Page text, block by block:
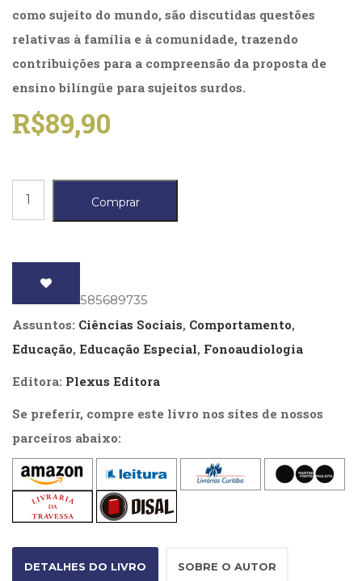
Fonoaudiologia
Gestalt-
terapia
(92)
Jornalismo
(57)
LGBTQIA+
Literatura,
(69)
referência
(47)
(Programação
(41)
Psicodrama
Psicologia,
Psicoterapia
(797)
Publicidade,
e
como sujeito do mundo, são discutidas questões
relativas à família e à comunidade, trazendo
contribuições para a compreensão da proposta de
ensino bilíngüe para sujeitos surdos.
R$89,90
Cidadania,
linguagem
quantidade
Comprar
: 9788585689735
Assuntos: Ciências Sociais, Comportamento,
Educação, Educação Especial, Fonoaudiologia
Editora: Plexus Editora
Se preferir, compre este livro nos sites de nossos
parceiros abaixo:
DETALHES DO LIVRO SOBRE O AUTOR